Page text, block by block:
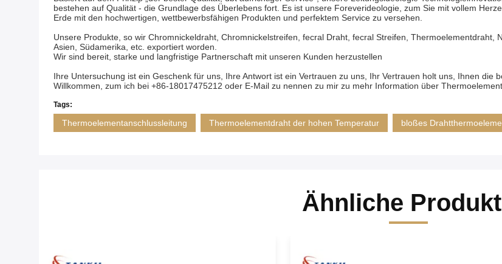
bestehen auf Qualität - die Grundlage des Überlebens fort. Es ist unsere Foreverideologie, zum Sie mit vollem
Erde mit den hochwertigen, wettbewerbsfähigen Produkten und perfektem Service zu versehen.
Unsere Produkte, so wir Chromnickeldraht, Chromnickelstreifen, fecral Draht, fecral Streifen, Thermoelementdraht,
Asien, Südamerika, etc. exportiert worden.
Wir sind bereit, starke und langfristige Partnerschaft mit unseren Kunden herzustellen
Ihre Untersuchung ist ein Geschenk für uns, Ihre Antwort ist ein Vertrauen zu uns, Ihr Vertrauen holt uns, Ihnen die
Willkommen, zum ich bei +86-18017475212 oder E-Mail zu nennen zu mir zu mehr Information über
Tags:
Thermoelementanschlussleitung Thermoelementdraht der hohen Temperatur bloßes
Ähnliche